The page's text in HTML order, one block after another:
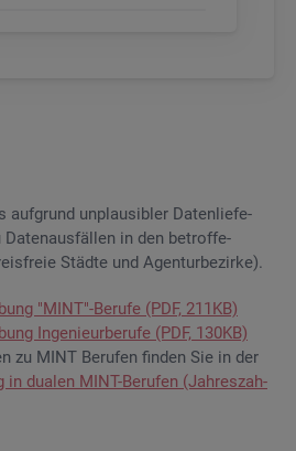
auf­grund un­plau­si­bler Da­ten­lie­fe­
Da­ten­aus­fäl­len in den be­trof­fe­
Städ­te und Agen­tur­be­zir­ke).
"MINT"-Be­ru­fe (PDF, 211KB)
In­ge­nieur­be­ru­fe (PDF, 130KB)
zu MINT Be­ru­fen fin­den Sie in der
in dua­len MINT-Be­ru­fen (Jah­res­zah­